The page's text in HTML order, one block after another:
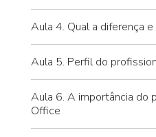
Aula 4. Qual a diferença
Aula 5. Perfil do
Aula 6. A importância do
Office